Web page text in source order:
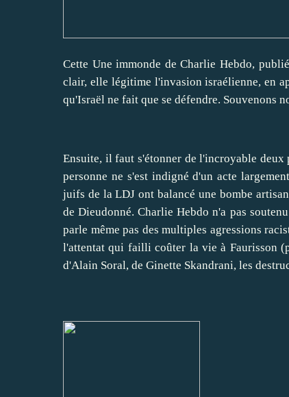
Cette Une immonde de Charlie Hebdo,
clair, elle légitime l'invasion israélienne, en
qu'Israël ne fait que se défendre. Souvenons
Ensuite, il faut s'étonner de l'incroyable deux
personne ne s'est indigné d'un acte
juifs de la LDJ ont balancé une bombe
de Dieudonné. Charlie Hebdo n'a pas
parle même pas des multiples agressions
l'attentat qui failli coûter la vie à Faurisson
d'Alain Soral, de Ginette Skandrani, les